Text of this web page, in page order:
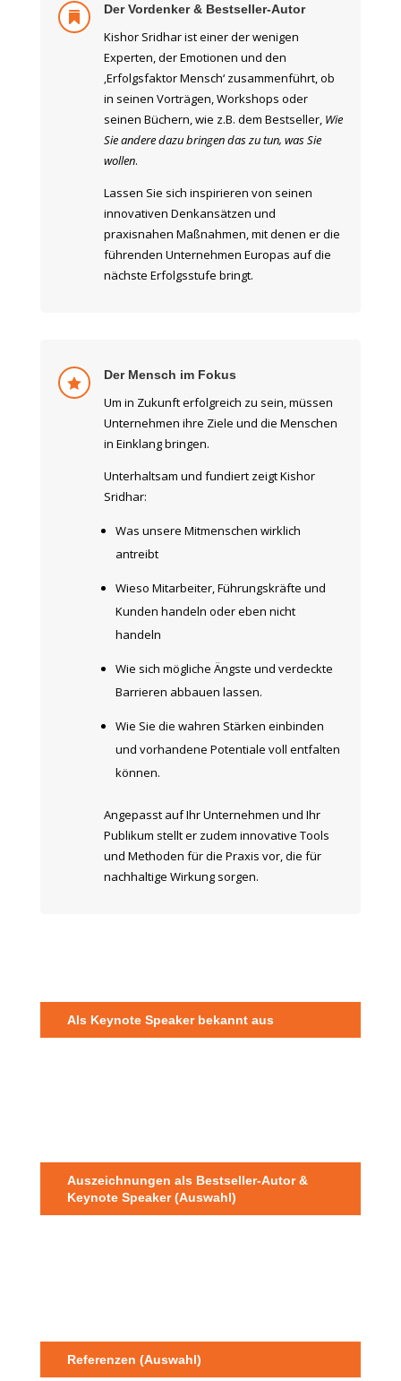

Der Vordenker & Bestseller-Autor
Kishor Sridhar ist einer der wenigen
Experten, der Emotionen und den
‚Erfolgsfaktor Mensch‘ zusammenführt, ob
in seinen Vorträgen, Workshops oder
seinen Büchern, wie z.B. dem Bestseller, Wie
Sie andere dazu bringen das zu tun, was Sie
wollen.
Lassen Sie sich inspirieren von seinen
innovativen Denkansätzen und
praxisnahen Maßnahmen, mit denen er die
führenden Unternehmen Europas auf die
nächste Erfolgsstufe bringt.

Der Mensch im Fokus
Um in Zukunft erfolgreich zu sein, müssen
Unternehmen ihre Ziele und die Menschen
in Einklang bringen.
Unterhaltsam und fundiert zeigt Kishor
Sridhar:
Was unsere Mitmenschen wirklich
antreibt
Wieso Mitarbeiter, Führungskräfte und
Kunden handeln oder eben nicht
handeln
Wie sich mögliche Ängste und verdeckte
Barrieren abbauen lassen.
Wie Sie die wahren Stärken einbinden
und vorhandene Potentiale voll entfalten
können.
Angepasst auf Ihr Unternehmen und Ihr
Publikum stellt er zudem innovative Tools
und Methoden für die Praxis vor, die für
nachhaltige Wirkung sorgen.
Als Keynote Speaker bekannt aus
Auszeichnungen als Bestseller-Autor &
Keynote Speaker (Auswahl)
Referenzen (Auswahl)